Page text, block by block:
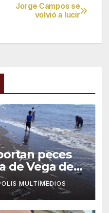
Jorge Campos se
volvió a lucir
peces
de Vega de
MULTIMEDIOS